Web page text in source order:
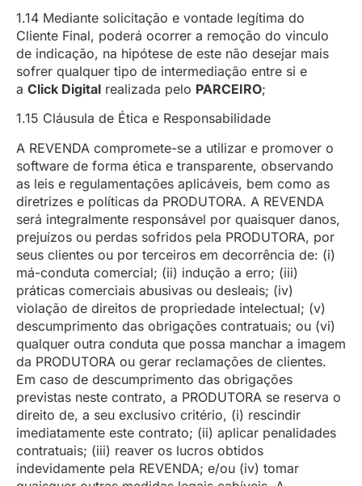
1.14 Mediante solicitação e vontade legítima do
Cliente Final, poderá ocorrer a remoção do vinculo
de indicação, na hipótese de este não desejar mais
sofrer qualquer tipo de intermediação entre si e
a Click Digital realizada pelo PARCEIRO;
1.15 Cláusula de Ética e Responsabilidade
A REVENDA compromete-se a utilizar e promover o
software de forma ética e transparente, observando
as leis e regulamentações aplicáveis, bem como as
diretrizes e políticas da PRODUTORA. A REVENDA
será integralmente responsável por quaisquer danos,
prejuízos ou perdas sofridos pela PRODUTORA, por
seus clientes ou por terceiros em decorrência de: (i)
má-conduta comercial; (ii) indução a erro; (iii)
práticas comerciais abusivas ou desleais; (iv)
violação de direitos de propriedade intelectual; (v)
descumprimento das obrigações contratuais; ou (vi)
qualquer outra conduta que possa manchar a imagem
da PRODUTORA ou gerar reclamações de clientes.
Em caso de descumprimento das obrigações
previstas neste contrato, a PRODUTORA se reserva o
direito de, a seu exclusivo critério, (i) rescindir
imediatamente este contrato; (ii) aplicar penalidades
contratuais; (iii) reaver os lucros obtidos
indevidamente pela REVENDA; e/ou (iv) tomar